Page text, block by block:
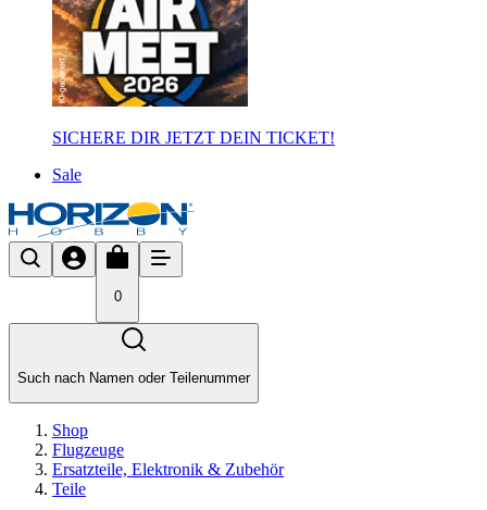
SICHERE DIR JETZT DEIN TICKET!
Sale
0
Such nach Namen oder Teilenummer
Shop
Flugzeuge
Ersatzteile, Elektronik & Zubehör
Teile